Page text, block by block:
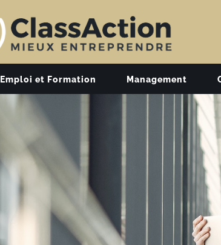
Emploi et Formation Management